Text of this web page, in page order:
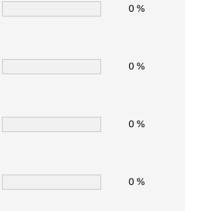
0 %
0 %
0 %
0 %